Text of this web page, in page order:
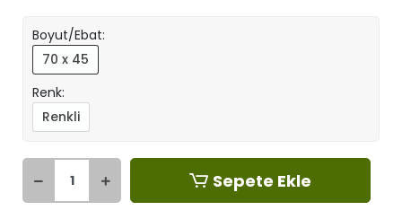
Boyut/Ebat:
70 x 45
Renk:
Renkli
Sepete Ekle